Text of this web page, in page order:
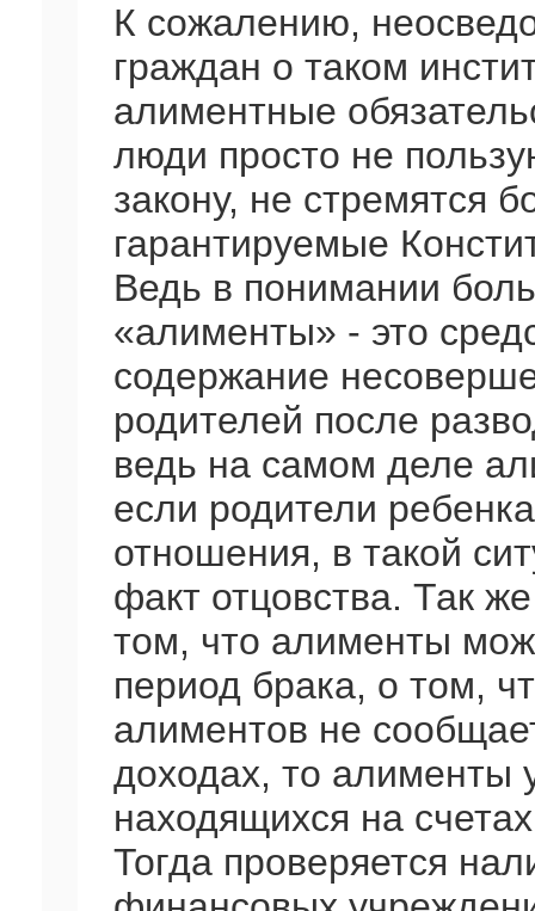
К сожалению,
граждан о таком
алиментные
люди просто не
закону, не стремятся
гарантируемые
Ведь в понимании
«алименты» - это
содержание
родителей после
ведь на самом деле
если родители
отношения, в такой
факт отцовства. Так
том, что алименты
период брака, о том,
алиментов не
доходах, то алименты
находящихся на
Тогда проверяется